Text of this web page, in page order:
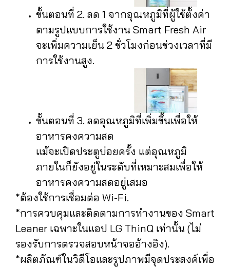
ขั้นตอนที่ 2. ลด 1 จากอุณหภูมิที่ผู้ใช้ตั้งค่า
ตามรูปแบบการใช้งาน Smart Fresh Air
จะเพิ่มความเย็น 2 ชั่วโมงก่อนช่วงเวลาที่มี
การใช้งานสูง.
ขั้นตอนที่ 3. ลดอุณหภูมิที่เพิ่มขึ้นเพื่อให้
อาหารคงความสด
แม้จะเปิดประตูบ่อยครั้ง แต่อุณหภูมิ
ภายในก็ยังอยู่ในระดับที่เหมาะสมเพื่อให้
อาหารคงความสดอยู่เสมอ
*ต้องใช้การเชื่อมต่อ Wi-Fi.
*การควบคุมและติดตามการทำงานของ Smart
Leaner เฉพาะในแอป LG ThinQ เท่านั้น (ไม่
รองรับการตรวจสอบหน้าจออ้างอิง).
*ผลิตภัณฑ์ในวิดีโอและรูปภาพมีจุดประสงค์เพื่อ